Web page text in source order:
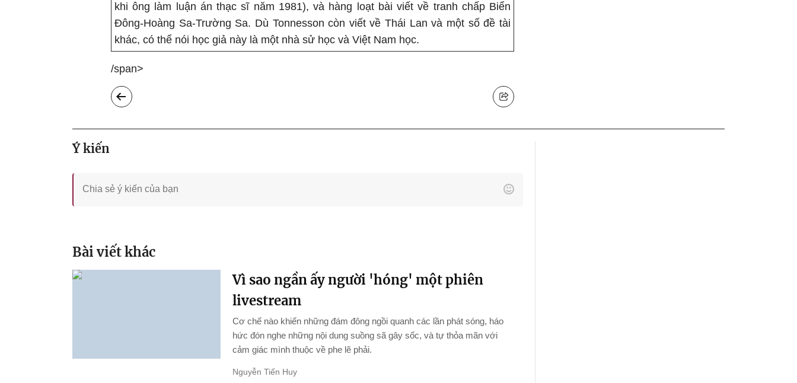
khi ông làm luận án thạc sĩ năm 1981), và hàng loạt bài viết về tranh chấp Biển
Đông-Hoàng Sa-Trường Sa. Dù Tonnesson còn viết về Thái Lan và một số đề tài
khác, có thể nói học giả này là một nhà sử học và Việt Nam học.
/span>
Ý kiến
Bài viết khác
Vì sao ngần ấy người 'hóng' một phiên
livestream
Cơ chế nào khiến những đám đông ngồi quanh các lần phát sóng, háo
hức đón nghe những nội dung suồng sã gây sốc, và tự thỏa mãn với
cảm giác mình thuộc về phe lẽ phải.
Nguyễn Tiến Huy